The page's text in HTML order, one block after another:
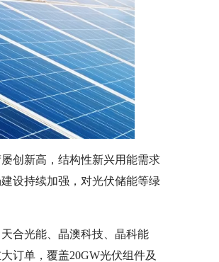
创新高，结构性新兴用能需求
设持续加强，对光伏储能等绿
合光能、晶澳科技、晶科能
订单，覆盖20GW光伏组件及